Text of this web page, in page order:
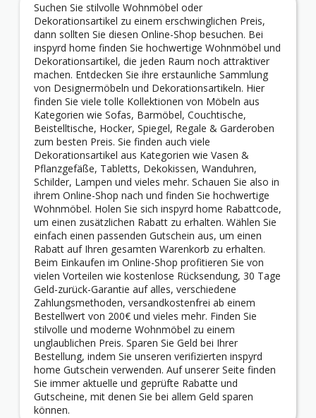
Suchen Sie stilvolle Wohnmöbel oder
Dekorationsartikel zu einem erschwinglichen Preis,
dann sollten Sie diesen Online-Shop besuchen. Bei
inspyrd home finden Sie hochwertige Wohnmöbel und
Dekorationsartikel, die jeden Raum noch attraktiver
machen. Entdecken Sie ihre erstaunliche Sammlung
von Designermöbeln und Dekorationsartikeln. Hier
finden Sie viele tolle Kollektionen von Möbeln aus
Kategorien wie Sofas, Barmöbel, Couchtische,
Beistelltische, Hocker, Spiegel, Regale & Garderoben
zum besten Preis. Sie finden auch viele
Dekorationsartikel aus Kategorien wie Vasen &
Pflanzgefäße, Tabletts, Dekokissen, Wanduhren,
Schilder, Lampen und vieles mehr. Schauen Sie also in
ihrem Online-Shop nach und finden Sie hochwertige
Wohnmöbel. Holen Sie sich inspyrd home Rabattcode,
um einen zusätzlichen Rabatt zu erhalten. Wählen Sie
einfach einen passenden Gutschein aus, um einen
Rabatt auf Ihren gesamten Warenkorb zu erhalten.
Beim Einkaufen im Online-Shop profitieren Sie von
vielen Vorteilen wie kostenlose Rücksendung, 30 Tage
Geld-zurück-Garantie auf alles, verschiedene
Zahlungsmethoden, versandkostenfrei ab einem
Bestellwert von 200€ und vieles mehr. Finden Sie
stilvolle und moderne Wohnmöbel zu einem
unglaublichen Preis. Sparen Sie Geld bei Ihrer
Bestellung, indem Sie unseren verifizierten inspyrd
home Gutschein verwenden. Auf unserer Seite finden
Sie immer aktuelle und geprüfte Rabatte und
Gutscheine, mit denen Sie bei allem Geld sparen
können.